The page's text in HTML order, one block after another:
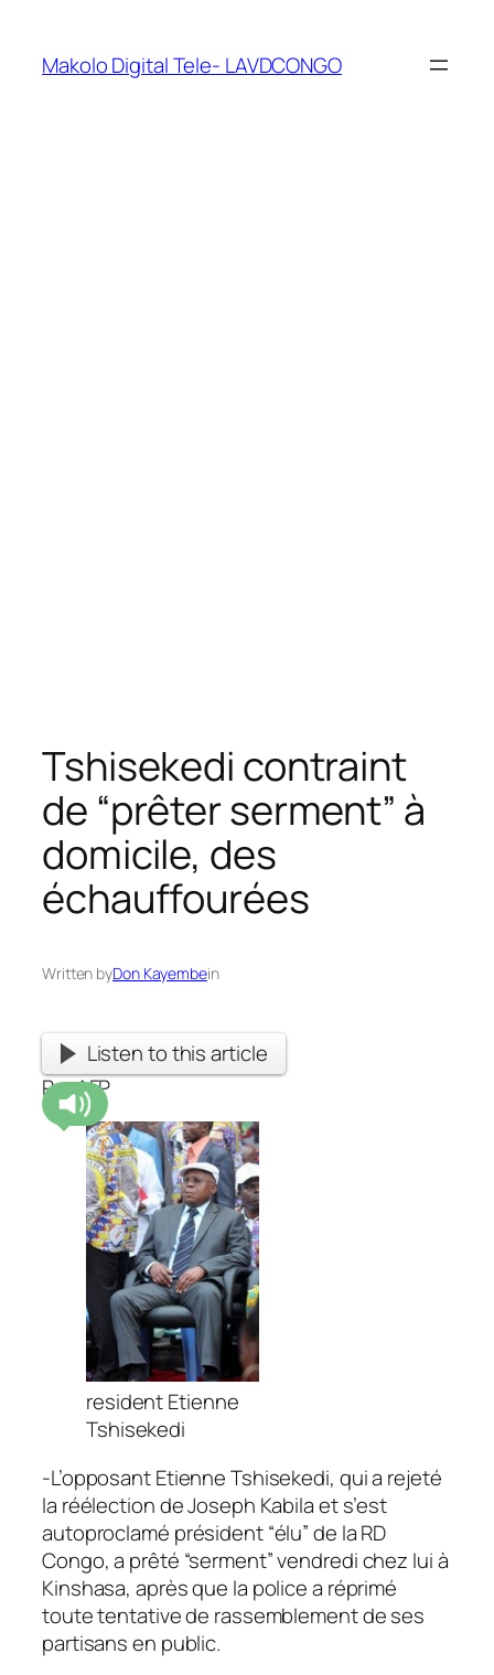
Makolo Digital Tele- LAVDCONGO
Tshisekedi contraint
de “prêter serment” à
domicile, des
échauffourées
Written byDon Kayembein
Listen to this article
Par AFP
resident Etienne
Tshisekedi
-L’opposant Etienne Tshisekedi, qui a rejeté
la réélection de Joseph Kabila et s’est
autoproclamé président “élu” de la RD
Congo, a prêté “serment” vendredi chez lui à
Kinshasa, après que la police a réprimé
toute tentative de rassemblement de ses
partisans en public.